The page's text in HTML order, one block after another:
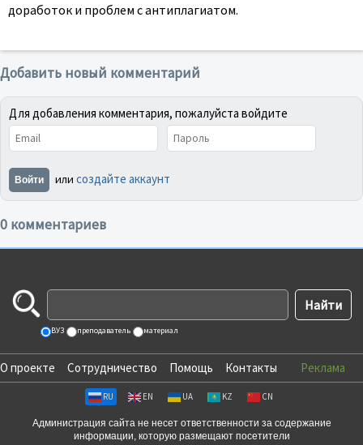
доработок и проблем с антиплагиатом.
Добавить новый комментарий
Для добавления комментария, пожалуйста войдите
Войти или создайте аккаунт
0 комментариев
ВУЗ преподаватель материал
О проекте Сотрудничество Помощь Контакты Реклама
RU EN UA KZ CN
Администрация сайта не несет ответственности за содержание
информации, которую размещают посетители